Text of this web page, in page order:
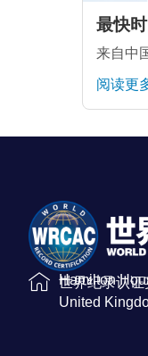
最快
来自中
阅读更
世界纪录认
Hamilton
United